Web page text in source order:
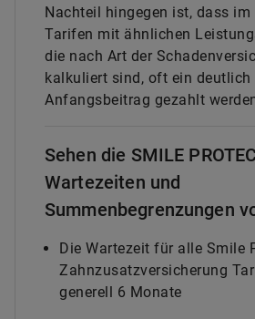
Nachteil hingegen ist, dass im
Tarifen mit ähnlichen
die nach Art der
kalkuliert sind, oft ein deutlich
Anfangsbeitrag gezahlt
Sehen die SMILE
Wartezeiten und
Summenbegrenzungen
Die Wartezeit für alle Smile
Zahnzusatzversicherung
generell 6 Monate